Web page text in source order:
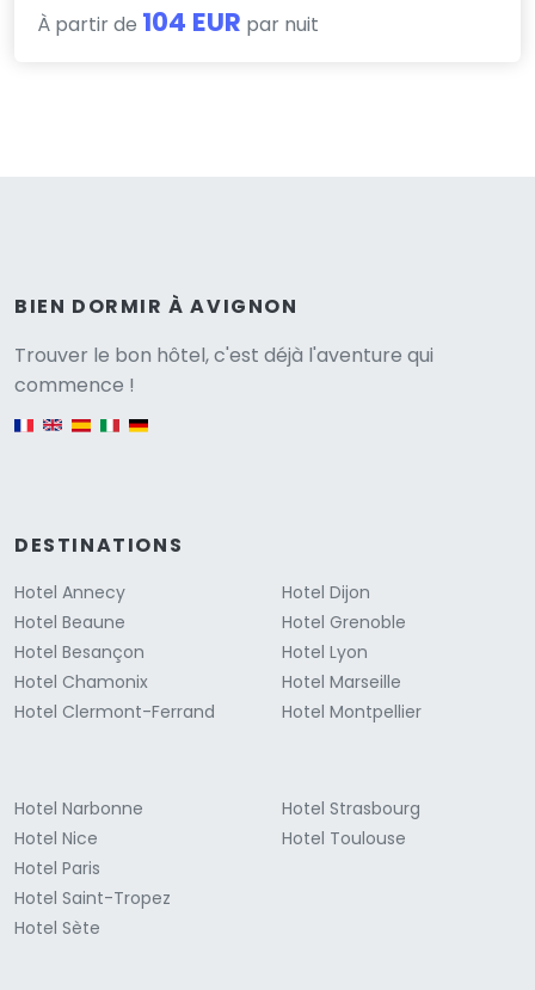
À partir de 104 EUR par nuit
BIEN DORMIR À AVIGNON
Trouver le bon hôtel, c'est déjà l'aventure qui
commence !
DESTINATIONS
Hotel Annecy
Hotel Beaune
Hotel Besançon
Hotel Chamonix
Hotel Clermont-Ferrand
Hotel Dijon
Hotel Grenoble
Hotel Lyon
Hotel Marseille
Hotel Montpellier
Hotel Narbonne
Hotel Nice
Hotel Paris
Hotel Saint-Tropez
Hotel Sète
Hotel Strasbourg
Hotel Toulouse